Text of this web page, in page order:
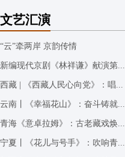
文艺汇演
“云”牵两岸 京韵传情
新编现代京剧《林祥谦》献演第...
西藏 | 《西藏人民心向党》：唱...
云南丨《幸福花山》：奋斗铸就...
青海《意卓拉姆》：古老藏戏焕...
宁夏丨《花儿与号手》：吹响青...